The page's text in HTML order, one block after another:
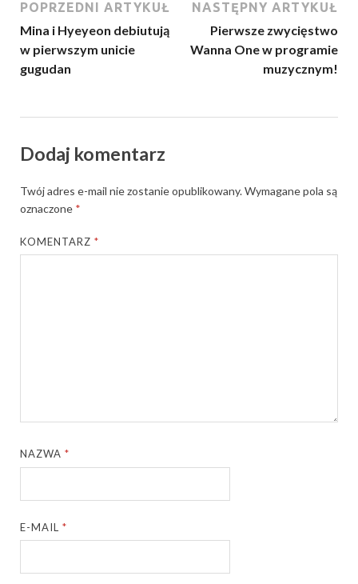
POPRZEDNI ARTYKUŁ
Mina i Hyeyeon debiutują
w pierwszym unicie
gugudan
NASTĘPNY ARTYKUŁ
Pierwsze zwycięstwo
Wanna One w programie
muzycznym!
Dodaj komentarz
Twój adres e-mail nie zostanie opublikowany.Wymagane pola są
oznaczone *
KOMENTARZ*
NAZWA*
E-MAIL*